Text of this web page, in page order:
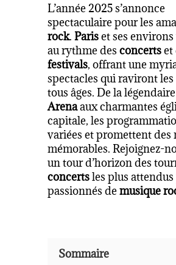
L’année 2025 s’annonce
spectaculaire pour les
rock.Pariset ses
au rythme desconcertset
festivals, offrant une
spectacles qui raviront les
tous âges. De la
Arenaaux charmantes
capitale, les
variées et promettent des
mémorables. Rejoignez-
un tour d’horizon des
concertsles plus attendus
passionnés demusique
Sommaire